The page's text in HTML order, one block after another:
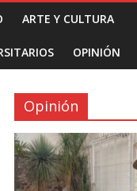
ARTE Y CULTURA
OPINIÓN
Opinión